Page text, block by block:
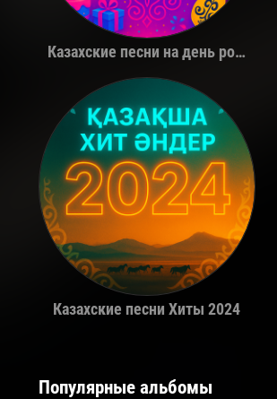
Казахские песни на день рождения
Казахские песни Хиты 2024
Популярные альбомы